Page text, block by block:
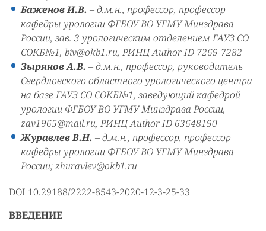
Баженов И.В. – д.м.н., профессор, профессор
кафедры урологии ФГБОУ ВО УГМУ Минздрава
России, зав. 3 урологическим отделением ГАУЗ СО
СОКБ№1, biv@okb1.ru, РИНЦ Author ID 7269-7282
Зырянов А.В. – д.м.н., профессор, руководитель
Свердловского областного урологического центра
на базе ГАУЗ СО СОКБ№1, заведующий кафедрой
урологии ФГБОУ ВО УГМУ Минздрава России,
zav1965@mail.ru, РИНЦ Author ID 63648190
Журавлев В.Н. – д.м.н., профессор, профессор
кафедры урологии ФГБОУ ВО УГМУ Минздрава
России; zhuravlev@okb1.ru
DOI 10.29188/2222-8543-2020-12-3-25-33
ВВЕДЕНИЕ